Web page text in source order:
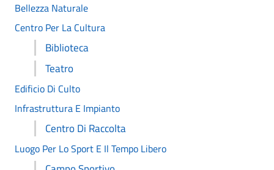
Bellezza Naturale
Centro Per La Cultura
Biblioteca
Teatro
Edificio Di Culto
Infrastruttura E Impianto
Centro Di Raccolta
Luogo Per Lo Sport E Il Tempo Libero